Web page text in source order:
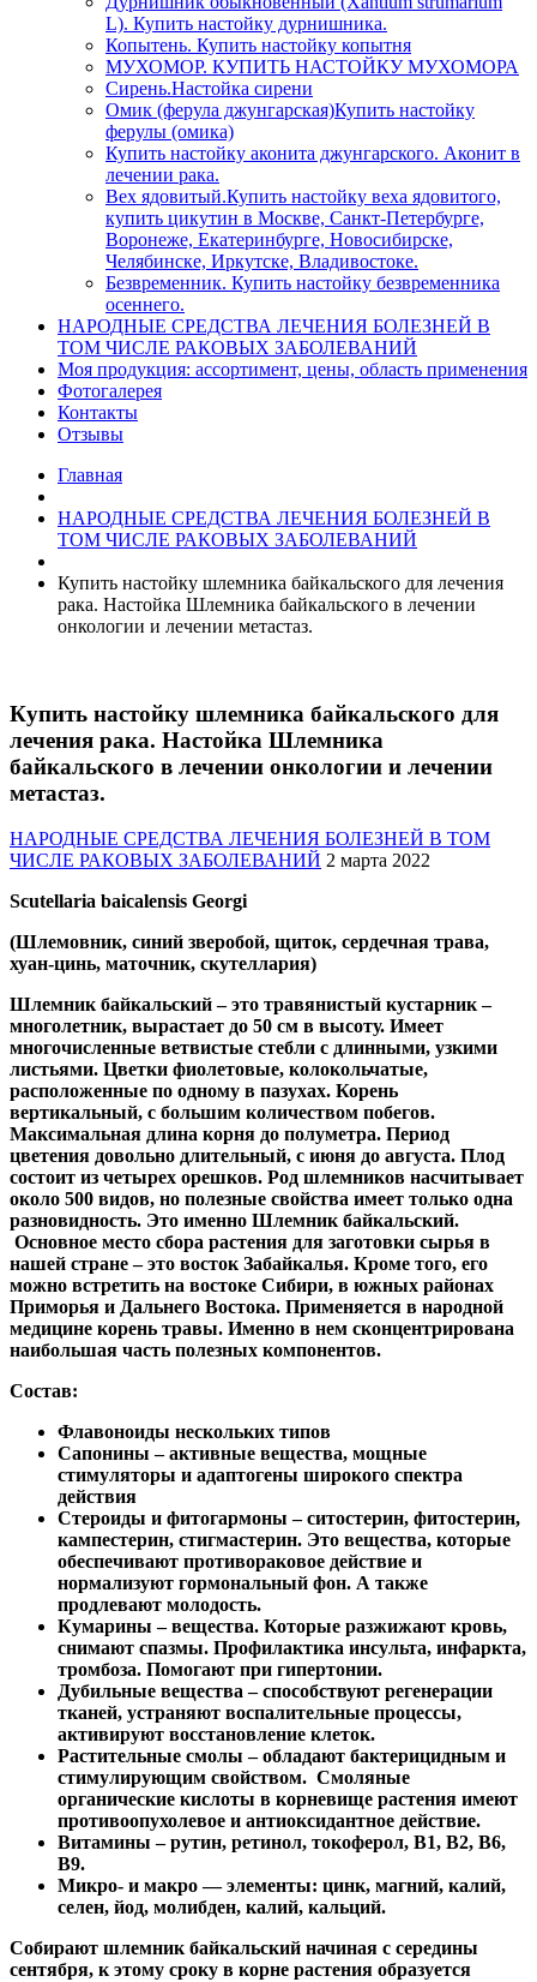
L). Купить настойку дурнишника.
Копытень. Купить настойку копытня
МУХОМОР. КУПИТЬ НАСТОЙКУ МУХОМОРА
Сирень.Настойка сирени
Омик (ферула джунгарская)Купить настойку
ферулы (омика)
Купить настойку аконита джунгарского. Аконит в
лечении рака.
Вех ядовитый.Купить настойку веха ядовитого,
купить цикутин в Москве, Санкт-Петербурге,
Воронеже, Екатеринбурге, Новосибирске,
Челябинске, Иркутске, Владивостоке.
Безвременник. Купить настойку безвременника
осеннего.
НАРОДНЫЕ СРЕДСТВА ЛЕЧЕНИЯ БОЛЕЗНЕЙ В
ТОМ ЧИСЛЕ РАКОВЫХ ЗАБОЛЕВАНИЙ
Моя продукция: ассортимент, цены, область применения
Фотогалерея
Контакты
Отзывы
Главная
НАРОДНЫЕ СРЕДСТВА ЛЕЧЕНИЯ БОЛЕЗНЕЙ В
ТОМ ЧИСЛЕ РАКОВЫХ ЗАБОЛЕВАНИЙ
Купить настойку шлемника байкальского для лечения
рака. Настойка Шлемника байкальского в лечении
онкологии и лечении метастаз.
Купить настойку шлемника байкальского для
лечения рака. Настойка Шлемника
байкальского в лечении онкологии и лечении
метастаз.
НАРОДНЫЕ СРЕДСТВА ЛЕЧЕНИЯ БОЛЕЗНЕЙ В ТОМ
ЧИСЛЕ РАКОВЫХ ЗАБОЛЕВАНИЙ 2 марта 2022
Scutellaria baicalensis Georgi
(Шлемовник, синий зверобой, щиток, сердечная трава,
хуан-цинь, маточник, скутеллария)
Шлемник байкальский – это травянистый кустарник –
многолетник, вырастает до 50 см в высоту. Имеет
многочисленные ветвистые стебли с длинными, узкими
листьями. Цветки фиолетовые, колокольчатые,
расположенные по одному в пазухах. Корень
вертикальный, с большим количеством побегов.
Максимальная длина корня до полуметра. Период
цветения довольно длительный, с июня до августа. Плод
состоит из четырех орешков. Род шлемников насчитывает
около 500 видов, но полезные свойства имеет только одна
разновидность. Это именно Шлемник байкальский.
Основное место сбора растения для заготовки сырья в
нашей стране – это восток Забайкалья. Кроме того, его
можно встретить на востоке Сибири, в южных районах
Приморья и Дальнего Востока. Применяется в народной
медицине корень травы. Именно в нем сконцентрирована
наибольшая часть полезных компонентов.
Состав:
Флавоноиды нескольких типов
Сапонины – активные вещества, мощные
стимуляторы и адаптогены широкого спектра
действия
Стероиды и фитогармоны – ситостерин, фитостерин,
кампестерин, стигмастерин. Это вещества, которые
обеспечивают противораковое действие и
нормализуют гормональный фон. А также
продлевают молодость.
Кумарины – вещества. Которые разжижают кровь,
снимают спазмы. Профилактика инсульта, инфаркта,
тромбоза. Помогают при гипертонии.
Дубильные вещества – способствуют регенерации
тканей, устраняют воспалительные процессы,
активируют восстановление клеток.
Растительные смолы – обладают бактерицидным и
стимулирующим свойством. Смоляные
органические кислоты в корневище растения имеют
противоопухолевое и антиоксидантное действие.
Витамины – рутин, ретинол, токоферол, В1, В2, В6,
В9.
Микро- и макро — элементы: цинк, магний, калий,
селен, йод, молибден, калий, кальций.
Собирают шлемник байкальский начиная с середины
сентября, к этому сроку в корне растения образуется